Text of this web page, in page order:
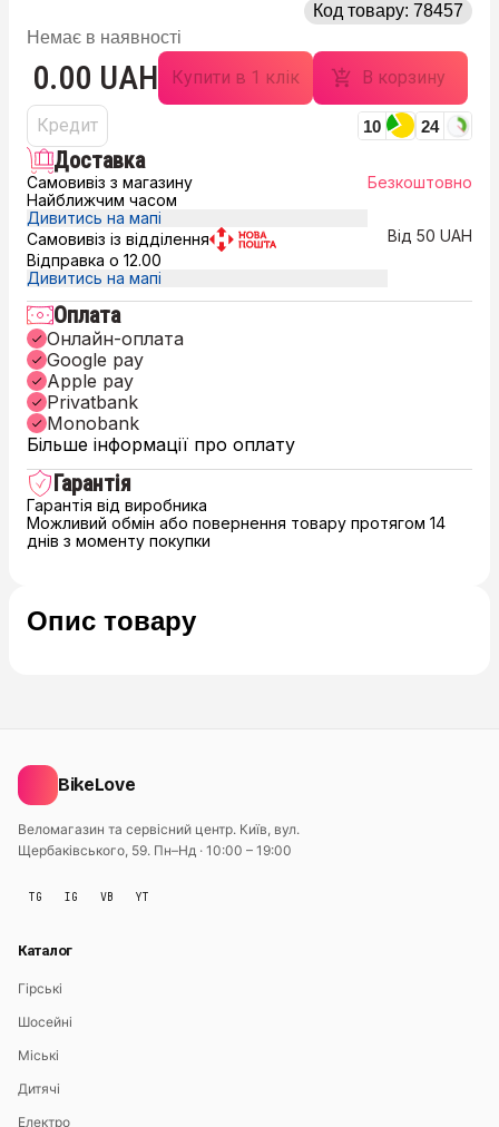
Код товару: 78457
Немає в наявності
0.00 UAH Купити в 1 клік В корзину
Кредит 10 24
Доставка
Самовивіз з магазину
Найближчим часом
Дивитись на мапі
Безкоштовно
Самовивіз із відділення
Відправка о 12.00
Дивитись на мапі
Від 50 UAH
Оплата
Онлайн-оплата
Google pay
Apple pay
Privatbank
Monobank
Більше інформації про оплату
Гарантія
Гарантія від виробника
Можливий обмін або повернення товару протягом 14
днів з моменту покупки
Опис товару
BikeLove
Веломагазин та сервісний центр. Київ, вул.
Щербаківського, 59. Пн–Нд · 10:00 – 19:00
TG IG VB YT
Каталог
Гірські
Шосейні
Міські
Дитячі
Електро